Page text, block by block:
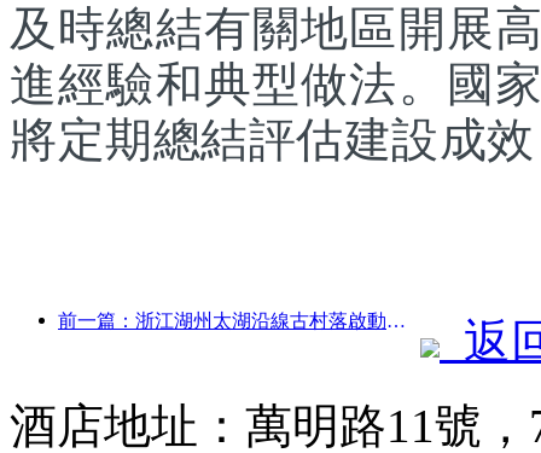
及時總結有關地區開展
進經驗和典型做法。國
將定期總結評估建設成
前一篇：浙江湖州太湖沿線古村落啟動改造提升，投資近10億元
返
酒店地址：萬明路11號